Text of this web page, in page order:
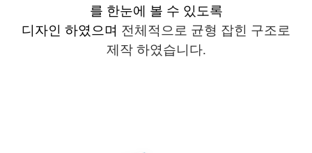
를 한눈에 볼 수 있도록
디자인 하였으며 전체적으로 균형 잡힌 구조로
제작 하였습니다.